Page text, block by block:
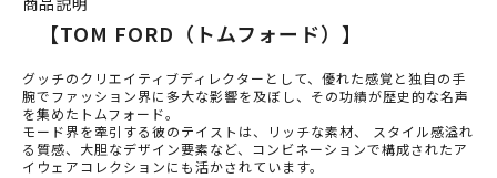
【TOM FORD（トムフォード）】
グッチのクリエイティブディレクターとして、優れた感覚と独自の手
腕でファッション界に多大な影響を及ぼし、その功績が歴史的な名声
を集めたトムフォード。
モード界を牽引する彼のテイストは、リッチな素材、 スタイル感溢れ
る質感、大胆なデザイン要素など、コンビネーションで構成されたア
イウェアコレクションにも活かされています。